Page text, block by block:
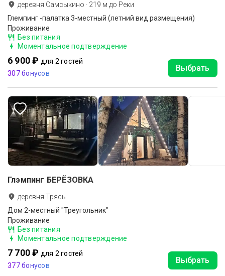
деревня Самсыкино · 219 м до Реки
Глемпинг -палатка 3-местный (летний вид размещения)
Проживание
Без питания
Моментальное подтверждение
6 900 ₽ для 2 гостей
307 бонусов
Выбрать
Глэмпинг БЕРЁЗОВКА
деревня Трясь
Дом 2-местный "Треугольник"
Проживание
Без питания
Моментальное подтверждение
7 700 ₽ для 2 гостей
377 бонусов
Выбрать